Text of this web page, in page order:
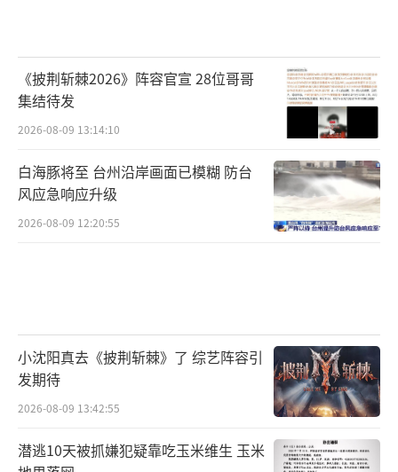
《披荆斩棘2026》阵容官宣 28位哥哥
集结待发
2026-08-09 13:14:10
白海豚将至 台州沿岸画面已模糊 防台
风应急响应升级
2026-08-09 12:20:55
小沈阳真去《披荆斩棘》了 综艺阵容引
发期待
2026-08-09 13:42:55
潜逃10天被抓嫌犯疑靠吃玉米维生 玉米